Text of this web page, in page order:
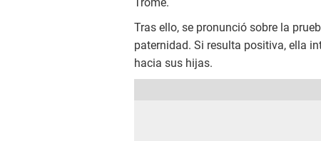
Tras ello, se pronunció sobre la
paternidad. Si resulta positiva, ella
hacia sus hijas.